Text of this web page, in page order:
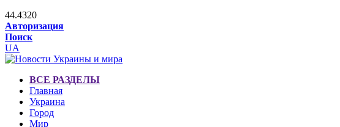
44.4320
Авторизация
Поиск
UA
ВСЕ РАЗДЕЛЫ
Главная
Украина
Город
Мир